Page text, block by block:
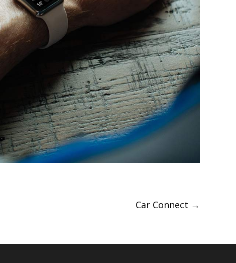
Car Connect →